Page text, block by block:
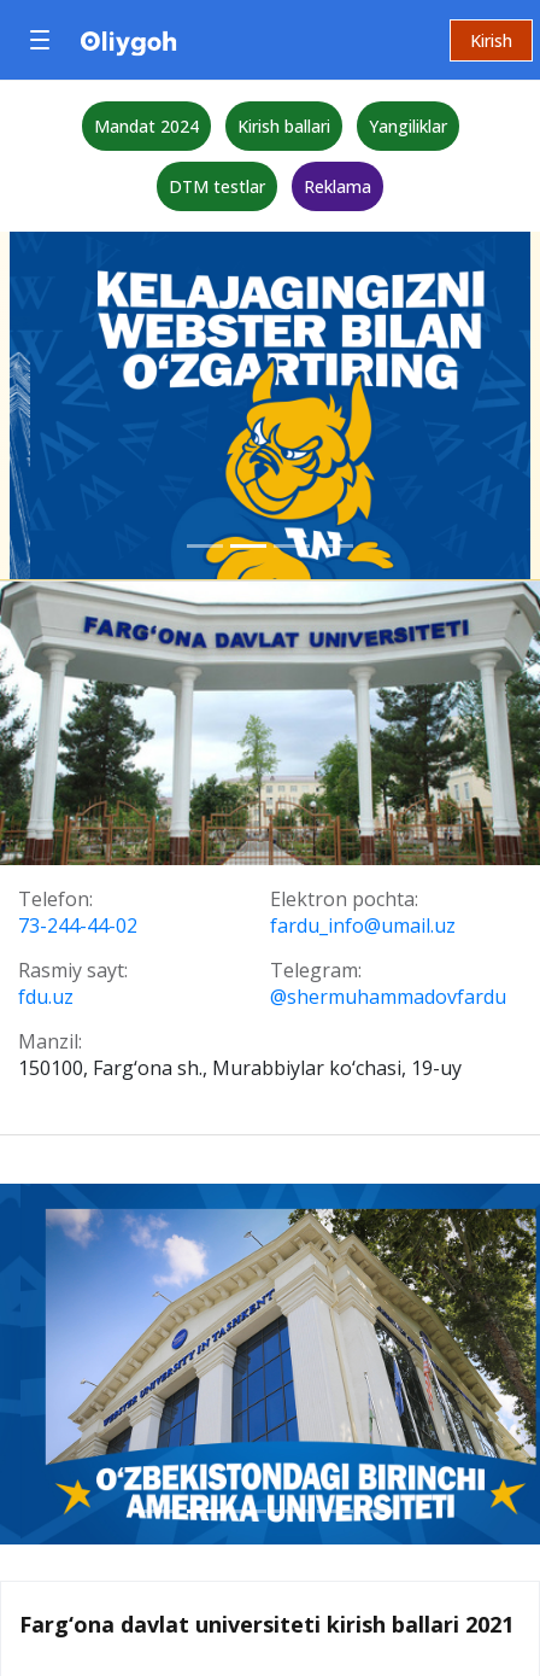
Kirish
Mandat 2024 Kirish ballari Yangiliklar
DTM testlar Reklama
Telefon:
73-244-44-02
Elektron pochta:
fardu_info@umail.uz
Rasmiy sayt:
fdu.uz
Telegram:
@shermuhammadovfardu
Manzil:
150100, Farg‘ona sh., Murabbiylar ko‘chasi, 19-uy
Farg‘ona davlat universiteti kirish ballari 2021